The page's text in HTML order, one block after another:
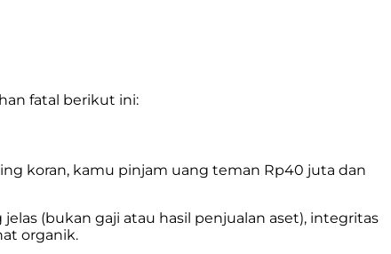
fatal berikut ini:
koran, kamu pinjam uang teman Rp40 juta dan
(bukan gaji atau hasil penjualan aset), integritas
organik.